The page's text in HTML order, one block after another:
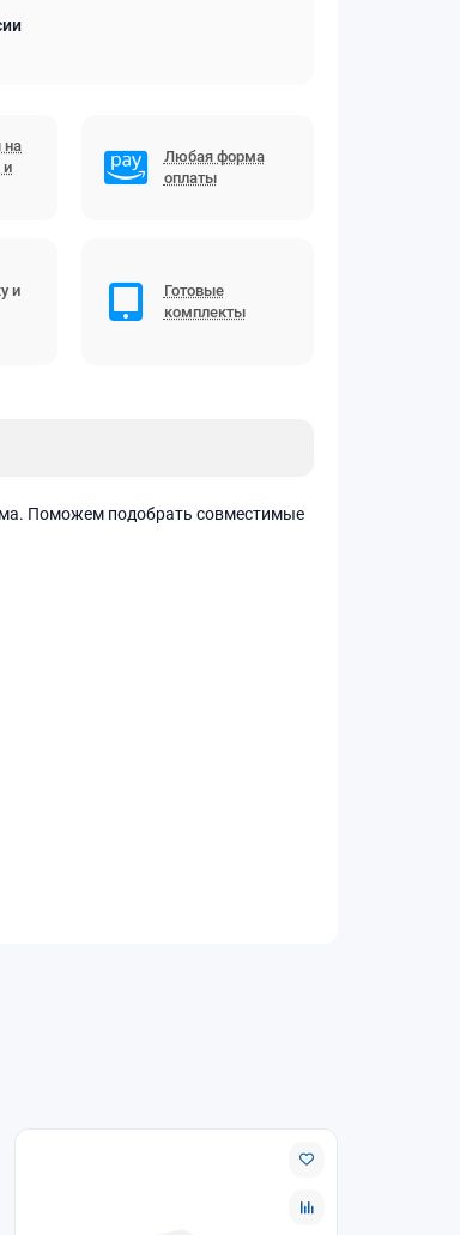
на
и
Любая форма
оплаты
и
Готовые
комплекты
Поможем подобрать совместимые